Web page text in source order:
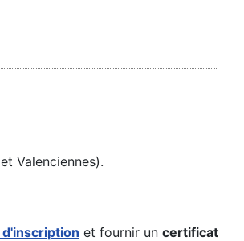
Valenciennes).
et fournir un certificat